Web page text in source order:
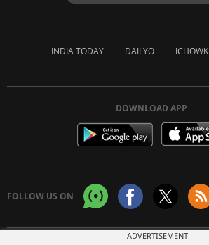
INDIA TODAY DAILYO ICHOWK
DOWNLOAD APP
FOLLOW US ON
ADVERTISEMENT